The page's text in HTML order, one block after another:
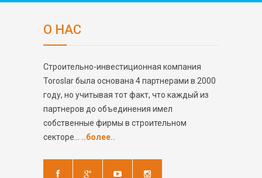
О НАС
Строительно-инвестиционная компания
Toroslar была основана 4 партнерами в 2000
году, но учитывая тот факт, что каждый из
партнеров до объединения имел
собственные фирмы в строительном
секторе... ..более..